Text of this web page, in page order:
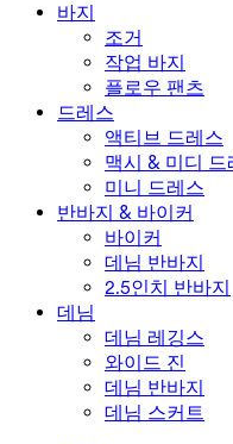
수영복 세트
언더웨어
바지
조거
작업 바지
플로우 팬츠
드레스
액티브 드레스
맥시 & 미디 드
미니 드레스
반바지 & 바이커
바이커
데님 반바지
2.5인치 반바지
데님
데님 레깅스
와이드 진
데님 반바지
데님 스커트